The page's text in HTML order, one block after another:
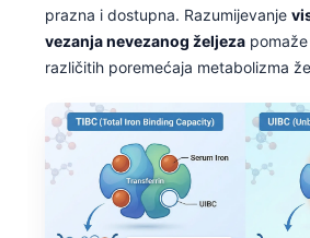
prazna i dostupna. Razumijevanje
vezanja nevezanog željeza
različitih poremećaja metabolizma